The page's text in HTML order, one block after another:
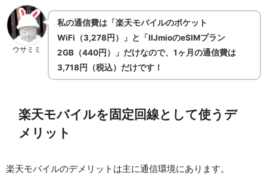
ウサミミ
私の通信費は「楽天モバイルのポケット
WiFi（3,278円）」と「IIJmioのeSIMプラン
2GB（440円）」だけなので、1ヶ月の通信費は
3,718円（税込）だけです！
楽天モバイルを固定回線として使うデ
メリット
楽天モバイルのデメリットは主に通信環境にあります。